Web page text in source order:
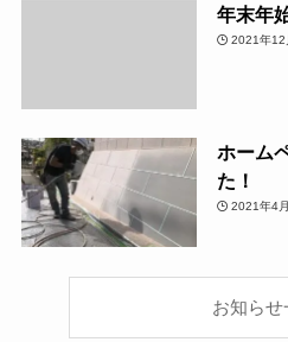
年末年
2021年12
ホーム
た！
2021年4
お知らせ